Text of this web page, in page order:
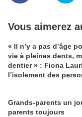
Vous aimerez
« Il n’y a pas d’âge
vie à pleines dents,
dentier » : Fiona
l’isolement des
Grands-parents un
parents toujours